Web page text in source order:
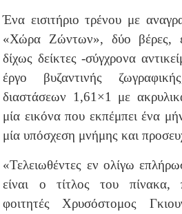
Ένα εισιτήριο τρένου με
«Χώρα Ζώντων», δύο βέρες,
δίχως δείκτες -σύγχρονα
έργο βυζαντινής
διαστάσεων 1,61×1 με
μία εικόνα που εκπέμπει ένα
μία υπόσχεση μνήμης και
«Τελειωθέντες εν ολίγω
είναι ο τίτλος του πίνακα,
φοιτητές Χρυσόστομος